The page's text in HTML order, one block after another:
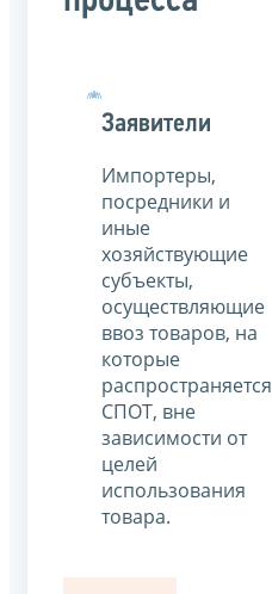
Заявители
Импортеры,
посредники и
иные
хозяйствующие
субъекты,
осуществляющие
ввоз товаров, на
которые
распространяется
СПОТ, вне
зависимости от
целей
использования
товара.